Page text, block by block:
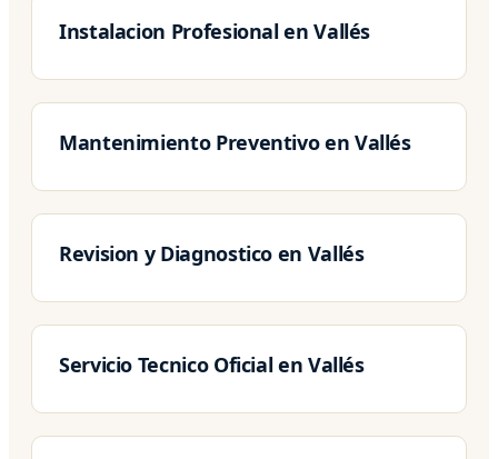
Instalacion Profesional en Vallés
Mantenimiento Preventivo en Vallés
Revision y Diagnostico en Vallés
Servicio Tecnico Oficial en Vallés